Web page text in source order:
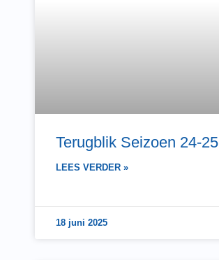
Terugblik Seizoen 24-25
LEES VERDER »
18 juni 2025